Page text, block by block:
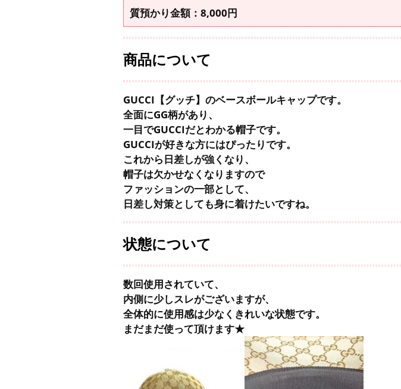
質預かり金額：8,000円
商品について
GUCCI【グッチ】のベースボールキャップです。
全面にGG柄があり、
一目でGUCCIだとわかる帽子です。
GUCCIが好きな方にはぴったりです。
これから日差しが強くなり、
帽子は欠かせなくなりますので
ファッションの一部として、
日差し対策としても身に着けたいですね。
状態について
数回使用されていて、
内側に少しスレがございますが、
全体的に使用感は少なくきれいな状態です。
まだまだ使って頂けます★